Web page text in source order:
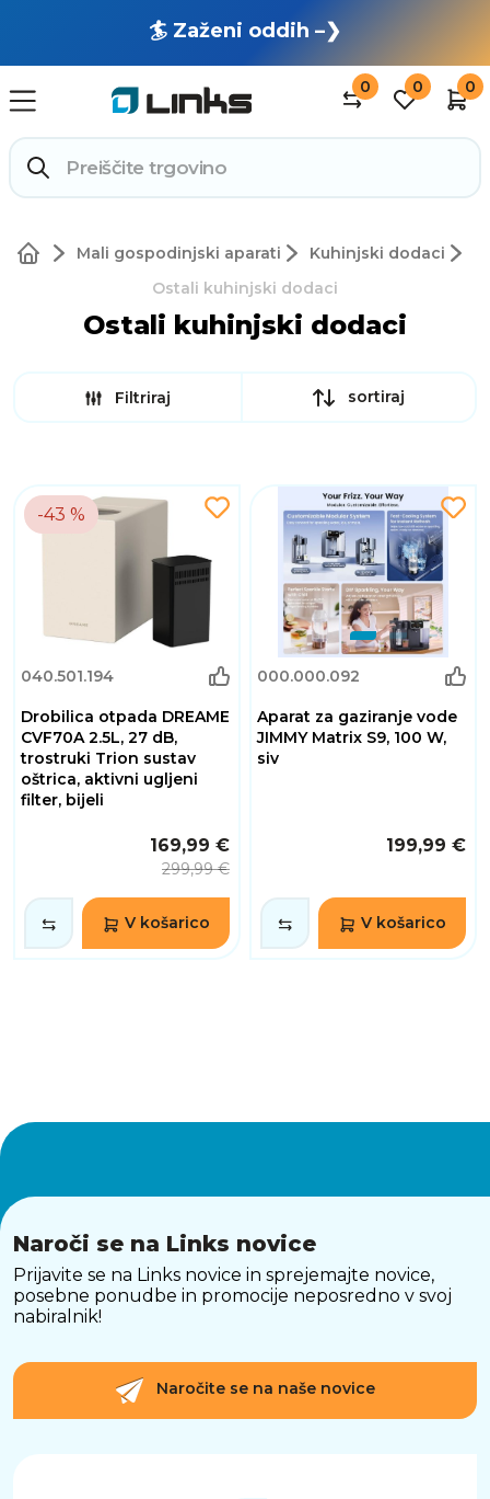
🏄 Zaženi oddih –❯
0 0 0
Mali gospodinjski aparati
Kuhinjski dodaci
Ostali kuhinjski dodaci
Ostali kuhinjski dodaci
Filtriraj sortiraj
-43 %
040.501.194
Drobilica otpada DREAME
CVF70A 2.5L, 27 dB,
trostruki Trion sustav
oštrica, aktivni ugljeni
filter, bijeli
169,99 €
299,99 €
V košarico
000.000.092
Aparat za gaziranje vode
JIMMY Matrix S9, 100 W,
siv
199,99 €
V košarico
Naroči se na Links novice
Prijavite se na Links novice in sprejemajte novice,
posebne ponudbe in promocije neposredno v svoj
nabiralnik!
Naročite se na naše novice